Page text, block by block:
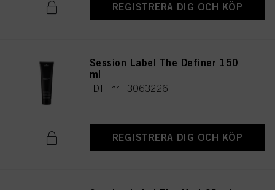
REGISTRERA DIG OCH KÖP
Session Label The Definer 150
ml
IDH-nr. 3063226
REGISTRERA DIG OCH KÖP